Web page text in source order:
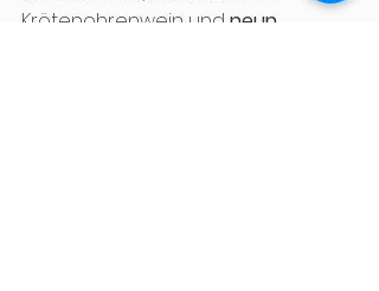
Krötenohrenwein und neun